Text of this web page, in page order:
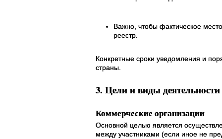
Важно, чтобы фактическое
реестр.
Конкретные сроки уведомления и
страны.
3. Цели и виды деятельности
Коммерческие организации
Основной целью является
между участниками (если иное не